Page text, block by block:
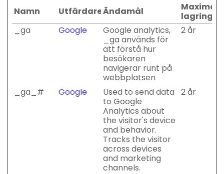
Namn UtfärdareÄndamål
Maximal
_ga
Google
Google analytics,
_ga används för
att förstå hur
besökaren
navigerar runt på
webbplatsen
2 år
_ga_# Google
Used to send data
to Google
Analytics about
the visitor's device
and behavior.
Tracks the visitor
across devices
and marketing
channels.
2 år